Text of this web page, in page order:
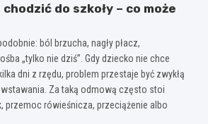
do szkoły – co może
ból brzucha, nagły płacz,
„tylko nie dziś”. Gdy dziecko nie chce
dni z rzędu, problem przestaje być zwykłą
Za taką odmową często stoi
przemoc rówieśnicza, przeciążenie albo